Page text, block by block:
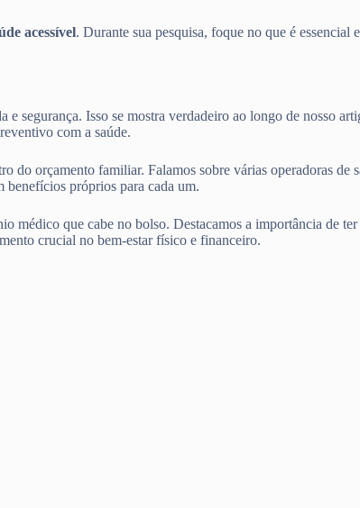
acessível. Durante sua pesquisa, foque no que é
segurança. Isso se mostra verdadeiro ao longo de nosso
com a saúde.
do orçamento familiar. Falamos sobre várias
próprios para cada um.
médico que cabe no bolso. Destacamos a importância de
crucial no bem-estar físico e financeiro.